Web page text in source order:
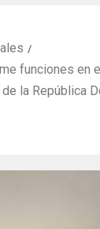
funciones en el
la República